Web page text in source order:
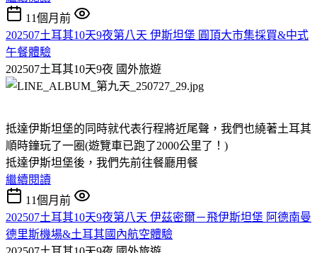
11個月前
202507土耳其10天9夜第八天 伊斯坦堡 圓頂大市集採買&中式
午餐體驗
202507土耳其10天9夜 國外旅遊
抵達伊斯坦堡的同時就代表行程將近尾聲，我們也繞著土耳其
順時鐘玩了一圈(遊覽車已跑了2000公里了！)
抵達伊斯坦堡後，我們先前往餐廳用餐
繼續閱讀
11個月前
202507土耳其10天9夜第八天 伊茲密爾－飛伊斯坦堡 阿德南曼
德里斯機場&土耳其國內航空體驗